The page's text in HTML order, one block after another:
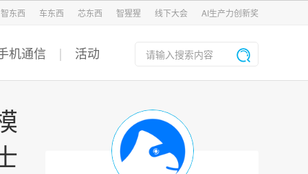
智东西 车东西 芯东西 智猩猩 线下大会 AI生产力创新奖
机通信 活动